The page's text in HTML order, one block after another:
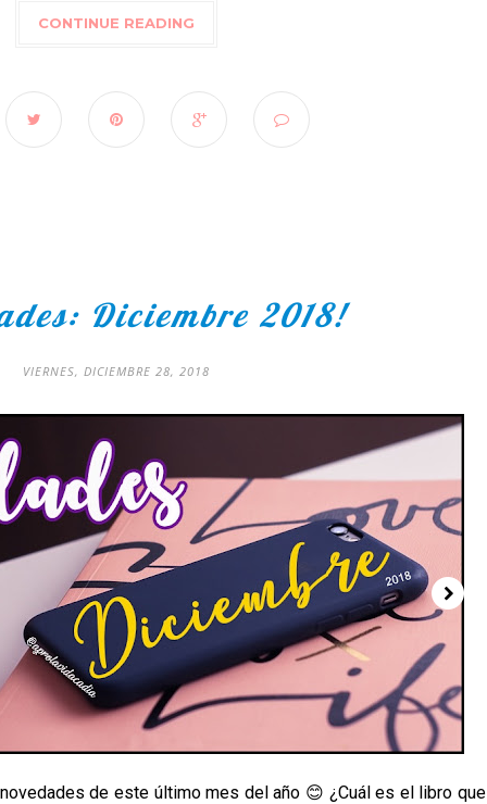
CONTINUE READING
Diciembre 2018!
VIERNES, DICIEMBRE 28, 2018
de este último mes del año 😊 ¿Cuál es el libro que